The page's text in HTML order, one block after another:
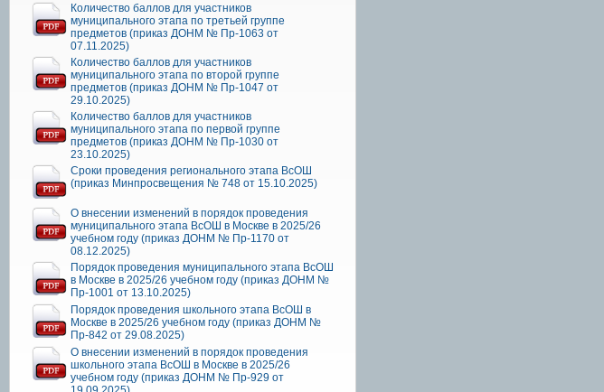
Количество баллов для участников
муниципального этапа по третьей группе
предметов (приказ ДОНМ № Пр-1063 от
07.11.2025)
Количество баллов для участников
муниципального этапа по второй группе
предметов (приказ ДОНМ № Пр-1047 от
29.10.2025)
Количество баллов для участников
муниципального этапа по первой группе
предметов (приказ ДОНМ № Пр-1030 от
23.10.2025)
Сроки проведения регионального этапа ВсОШ
(приказ Минпросвещения № 748 от 15.10.2025)
О внесении изменений в порядок проведения
муниципального этапа ВсОШ в Москве в 2025/26
учебном году (приказ ДОНМ № Пр-1170 от
08.12.2025)
Порядок проведения муниципального этапа ВсОШ
в Москве в 2025/26 учебном году (приказ ДОНМ №
Пр-1001 от 13.10.2025)
Порядок проведения школьного этапа ВсОШ в
Москве в 2025/26 учебном году (приказ ДОНМ №
Пр-842 от 29.08.2025)
О внесении изменений в порядок проведения
школьного этапа ВсОШ в Москве в 2025/26
учебном году (приказ ДОНМ № Пр-929 от